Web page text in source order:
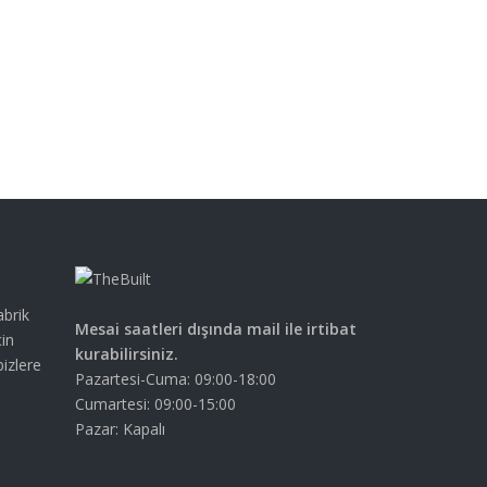
Mesai saatleri dışında mail ile irtibat
kurabilirsiniz.
Pazartesi-Cuma: 09:00-18:00
Cumartesi: 09:00-15:00
Pazar: Kapalı